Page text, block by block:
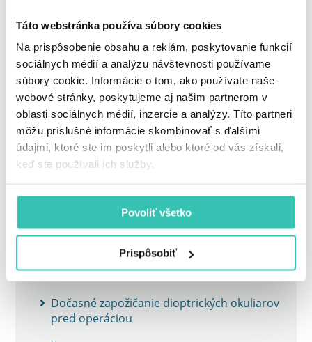
Táto webstránka používa súbory cookies
Na prispôsobenie obsahu a reklám, poskytovanie funkcií
sociálnych médií a analýzu návštevnosti používame
súbory cookie. Informácie o tom, ako používate naše
webové stránky, poskytujeme aj našim partnerom v
oblasti sociálnych médií, inzercie a analýzy. Títo partneri
môžu príslušné informácie skombinovať s ďalšími
údajmi, ktoré ste im poskytli alebo ktoré od vás získali,
keď ste používali ich služby.
Povoliť všetko
Prispôsobiť
CENNÍK
Cenník
60 % zľava
Skupinová zľava
Dočasné zapožičanie dioptrických okuliarov
pred operáciou